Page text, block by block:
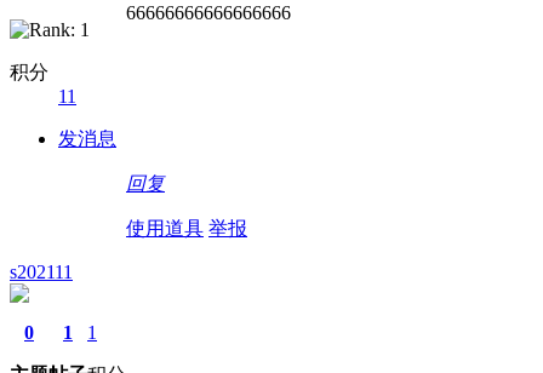
积分
11
发消息
66666666666666666
回复
使用道具 举报
s202111
0 1 1